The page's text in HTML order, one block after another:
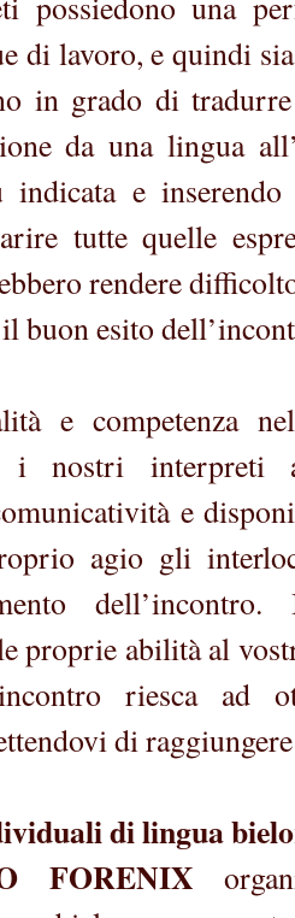
di lavoro, e quindi
in grado di
da una lingua
e inserendo
tutte quelle
rendere
buon esito
e competenza
i nostri interpreti
e
agio gli
proprie abilità al
riesca ad
di
di lingua
FORENIX